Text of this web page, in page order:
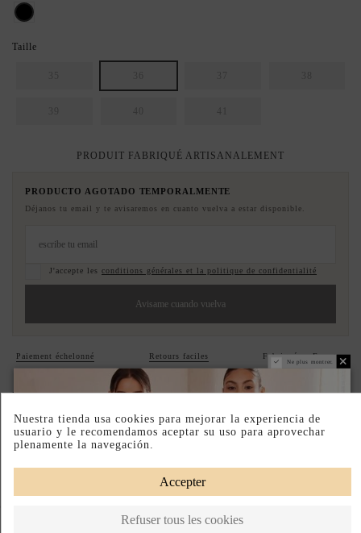
Noir
Taille
PRODUIT FABRIQUÉ ARTISANALEMENT
PRODUCTO AGOTADO TEMPORALMENTE
Déjanos tu email y te avisaremos en cuanto vuelva a estar disponible.
J'accepte les conditions générales et la politique de confidentialité
Avisame cuando vuelva
Paiement échelonné Retours faciles Fabriqué en Espagne
DESCRIPTION SHORT
DESCRIPTION
Ne plus montrer.
Nuestra tienda usa cookies para mejorar la experiencia de
usuario y le recomendamos aceptar su uso para aprovechar
plenamente la navegación.
Accepter
Refuser tous les cookies